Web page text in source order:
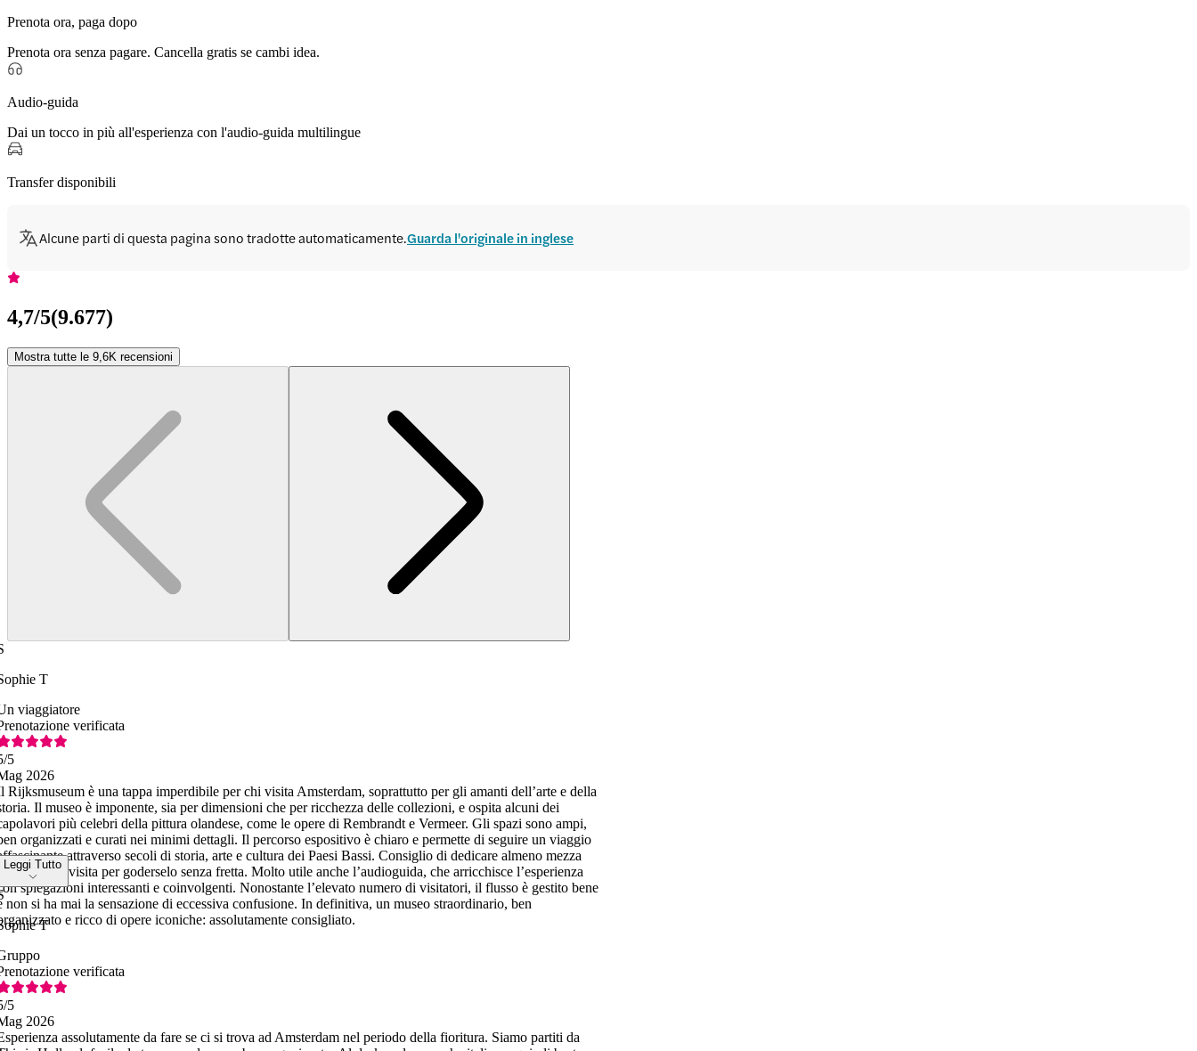
Prenota ora, paga dopo
Prenota ora senza pagare. Cancella gratis se cambi idea.
Audio-guida
Dai un tocco in più all'esperienza con l'audio-guida multilingue
Transfer disponibili
Alcune parti di questa pagina sono tradotte automaticamente.Guarda l'originale in inglese
4,7/5(9.677)
Mostra tutte le 9,6K recensioni
T
viaggiatore
verificata
/5
2026
Rijksmuseum è una tappa imperdibile per chi visita Amsterdam, soprattutto per gli amanti dell’arte e della
Il museo è imponente, sia per dimensioni che per ricchezza delle collezioni, e ospita alcuni dei
più celebri della pittura olandese, come le opere di Rembrandt e Vermeer. Gli spazi sono ampi,
organizzati e curati nei minimi dettagli. Il percorso espositivo è chiaro e permette di seguire un viaggio
attraverso secoli di storia, arte e cultura dei Paesi Bassi. Consiglio di dedicare almeno mezza
alla visita per goderselo senza fretta. Molto utile anche l’audioguida, che arricchisce l’esperienza
spiegazioni interessanti e coinvolgenti. Nonostante l’elevato numero di visitatori, il flusso è gestito bene
non si ha mai la sensazione di eccessiva confusione. In definitiva, un museo straordinario, ben
e ricco di opere iconiche: assolutamente consigliato.
Leggi Tutto
T
verificata
/5
2026
assolutamente da fare se ci si trova ad Amsterdam nel periodo della fioritura. Siamo partiti da